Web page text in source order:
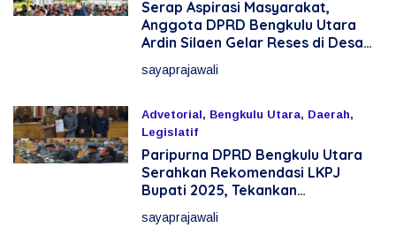
2 Mei 2026
Serap Aspirasi Masyarakat,
Anggota DPRD Bengkulu Utara
Ardin Silaen Gelar Reses di Desa
Rama Agung
sayaprajawali
Advetorial, Bengkulu Utara, Daerah,
Legislatif
13 April 2026
Paripurna DPRD Bengkulu Utara
Serahkan Rekomendasi LKPJ
Bupati 2025, Tekankan
Optimalisasi Program dan
Anggaran
sayaprajawali